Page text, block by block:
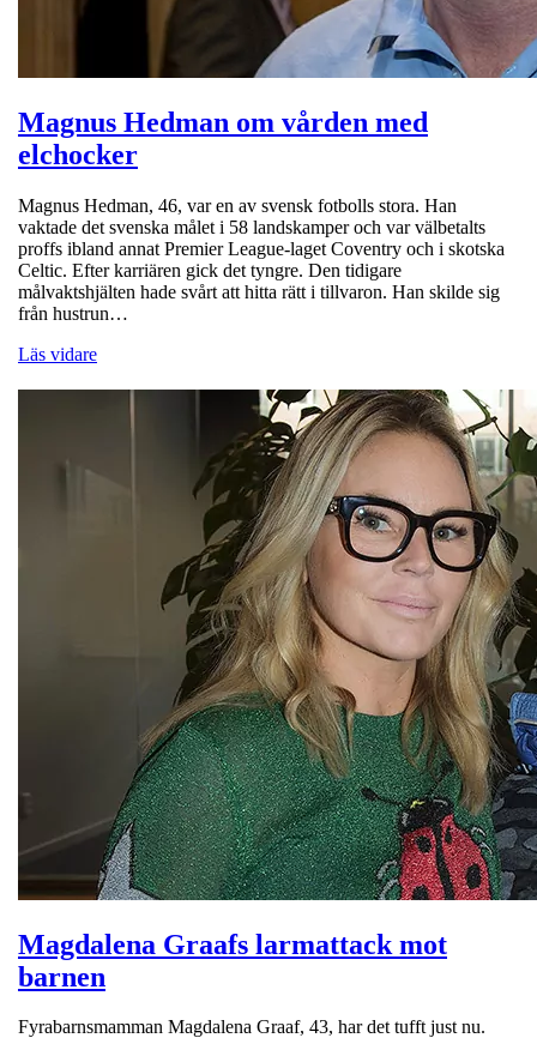
Magnus Hedman om vården med
elchocker
Magnus Hedman, 46, var en av svensk fotbolls stora. Han
vaktade det svenska målet i 58 landskamper och var välbetalts
proffs ibland annat Premier League-laget Coventry och i skotska
Celtic. Efter karriären gick det tyngre. Den tidigare
målvaktshjälten hade svårt att hitta rätt i tillvaron. Han skilde sig
från hustrun…
Läs vidare
Magdalena Graafs larmattack mot
barnen
Fyrabarnsmamman Magdalena Graaf, 43, har det tufft just nu.